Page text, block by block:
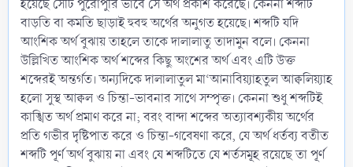
হয়েছে সেটি পুরোপুরি ভাবে সে অর্থ প্রকাশ করেছে। কেননা শব্দটি
বাড়তি বা কমতি ছাড়াই হুবহু অর্থের অনুগত হয়েছে। শব্দটি যদি
আংশিক অর্থ বুঝায় তাহলে তাকে দালালাতু তাদামুন বলে। কেননা
উল্লিখিত আংশিক অর্থ শব্দের কিছু অংশের অর্থ এবং এটি উক্ত
শব্দেরই অন্তর্গত। অন্যদিকে দালালাতুল মা‘আনাবিয়্যাহতুল আক্বলিয়্যাহ
হলো সুস্থ আক্বল ও চিন্তা-ভাবনার সাথে সম্পৃক্ত। কেননা শুধু শব্দটিই
কাঙ্খিত অর্থ প্রমাণ করে না; বরং বান্দা শব্দের অত্যাবশ্যকীয় অর্থের
প্রতি গভীর দৃষ্টিপাত করে ও চিন্তা-গবেষণা করে, যে অর্থ ধর্তব্য বতীত
শব্দটি পূর্ণ অর্থ বুঝায় না এবং যে শব্দটিতে যে শর্তসমূহ রয়েছে তা পূর্ণ